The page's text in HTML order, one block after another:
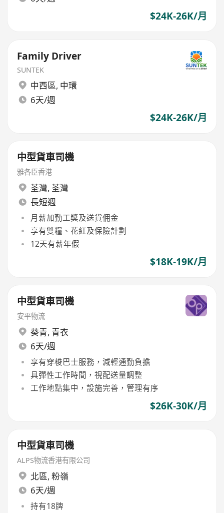
$24K-26K/月
Family Driver
SUNTEK
中西區, 中環
6天/週
$24K-26K/月
中型貨車司機
雅各臣香港
荃灣, 荃灣
長短週
月薪加勤工獎及送貨佣金
享有雙糧、花紅及保險計劃
12天有薪年假
$18K-19K/月
中型貨車司機
安平物流
葵青, 青衣
6天/週
享有穿梭巴士服務，減輕通勤負擔
具彈性工作時間，視配送量調整
工作地點集中，設施完善，管理有序
$26K-30K/月
中型貨車司機
ALPS物流香港有限公司
北區, 粉嶺
6天/週
持有18牌